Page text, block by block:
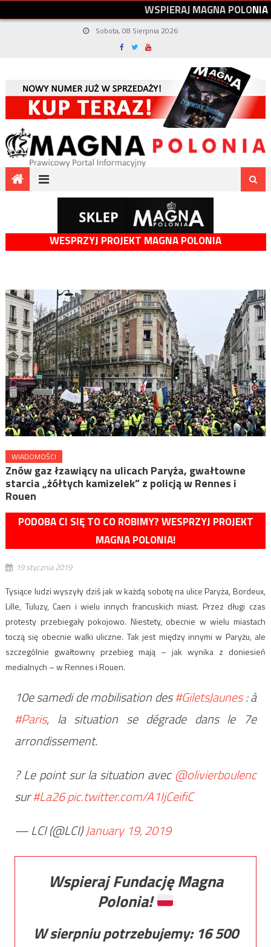
WSPIERAJMAGNAPOLONIA
Sobota, 08 Sierpnia 2026
WESPRZYJ PROJEKT MAGNA POLONIA
WIADOMOŚCI
Znów gaz łzawiący na ulicach Paryża, gwałtowne
starcia „żółtych kamizelek” z policją w Rennes i
Rouen
PODOBA CI SIĘ TO CO ROBIMY? WESPRZYJ PROJEKT
MAGNA POLONIA!
19 stycznia 2019
Tysiące ludzi wyszyły dziś jak w każdą sobotę na ulice Paryża, Bordeux,
Lille, Tuluzy, Caen i wielu innych francuskich miast. Przez długi czas
protesty przebiegały pokojowo. Niestety, obecnie w wielu miastach
toczą się obecnie walki uliczne. Tak jest między innymi w Paryżu, ale
szczególnie gwałtowny przebieg mają – jak wynika z doniesień
medialnych – w Rennes i Rouen.
10e samedi de mobilisation des#GiletsJaunes: à
#Paris, la situation se dégrade dans le 7e
arrondissement.
? Le point sur la situation avec@olivierboulenc
sur#La26pic.twitter.com/A1IjCeifiC
— LCI (@LCI)January 19, 2019
Wspieraj Fundację Magna
Polonia!
W sierpniu potrzebujemy: 16 500